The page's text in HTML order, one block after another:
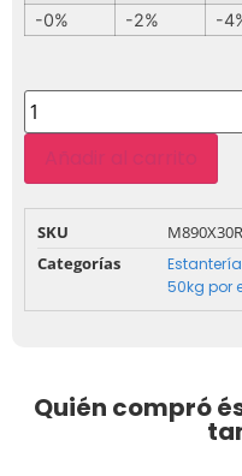
-0%
-2% -
Añadir al carrito
SKU
Categorías
50kg por
Quién compró